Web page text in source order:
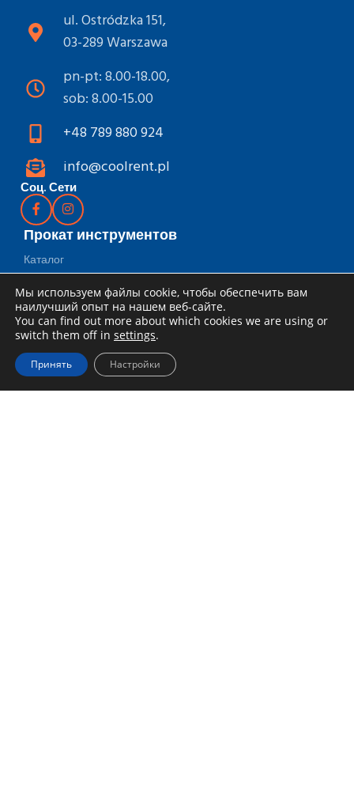
ul. Ostródzka 151,
03-289 Warszawa
pn-pt: 8.00-18.00,
sob: 8.00-15.00
+48 789 880 924
info@coolrent.pl
Соц. Сети
Прокат инструментов
Каталог
Скидки и акции
Как арендовать
Доставка и получение
Правила аренды
Специальное предложение для
Мы используем файлы cookie, чтобы обеспечить вам
наилучший опыт на нашем веб-сайте.
You can find out more about which cookies we are using or
switch them off in settings.
Принять Настройки